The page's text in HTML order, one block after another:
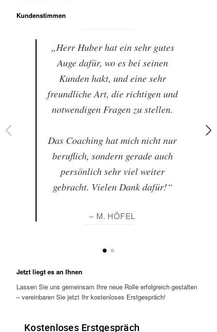
Kundenstimmen
„Herr Huber hat ein sehr gutes
Auge dafür, wo es bei seinen
Kunden hakt, und eine sehr
freundliche Art, die richtigen und
notwendigen Fragen zu stellen.
Das Coaching hat mich nicht nur
beruflich, sondern gerade auch
persönlich sehr viel weiter
gebracht. Vielen Dank dafür!“
– M. HÖFEL
Jetzt liegt es an Ihnen
Lassen Sie uns gemeinsam Ihre neue Rolle erfolgreich gestalten
– vereinbaren Sie jetzt Ihr kostenloses Erstgespräch!